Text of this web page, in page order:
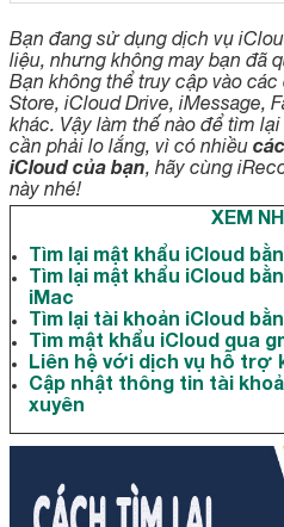
Bạn đang sử dụng dịch vụ
liệu, nhưng không may bạn đã
Bạn không thể truy cập vào
Store, iCloud Drive, iMessage,
khác. Vậy làm thế nào để tìm
cần phải lo lắng, vì có nhiều
iCloud của bạn, hãy cùng
này nhé!
XEM
Tìm lại mật khẩu iCloud
Tìm lại mật khẩu iCloud
iMac
Tìm lại tài khoản iCloud
Tìm mật khẩu iCloud qua
Liên hệ với dịch vụ hỗ trợ
Cập nhật thông tin tài
xuyên